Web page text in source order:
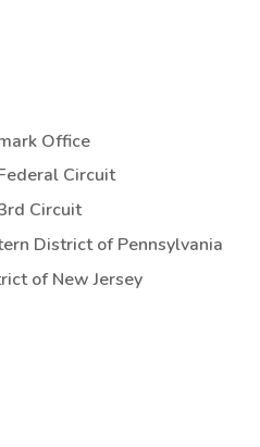
Office
Circuit
Circuit
District of Pennsylvania
of New Jersey